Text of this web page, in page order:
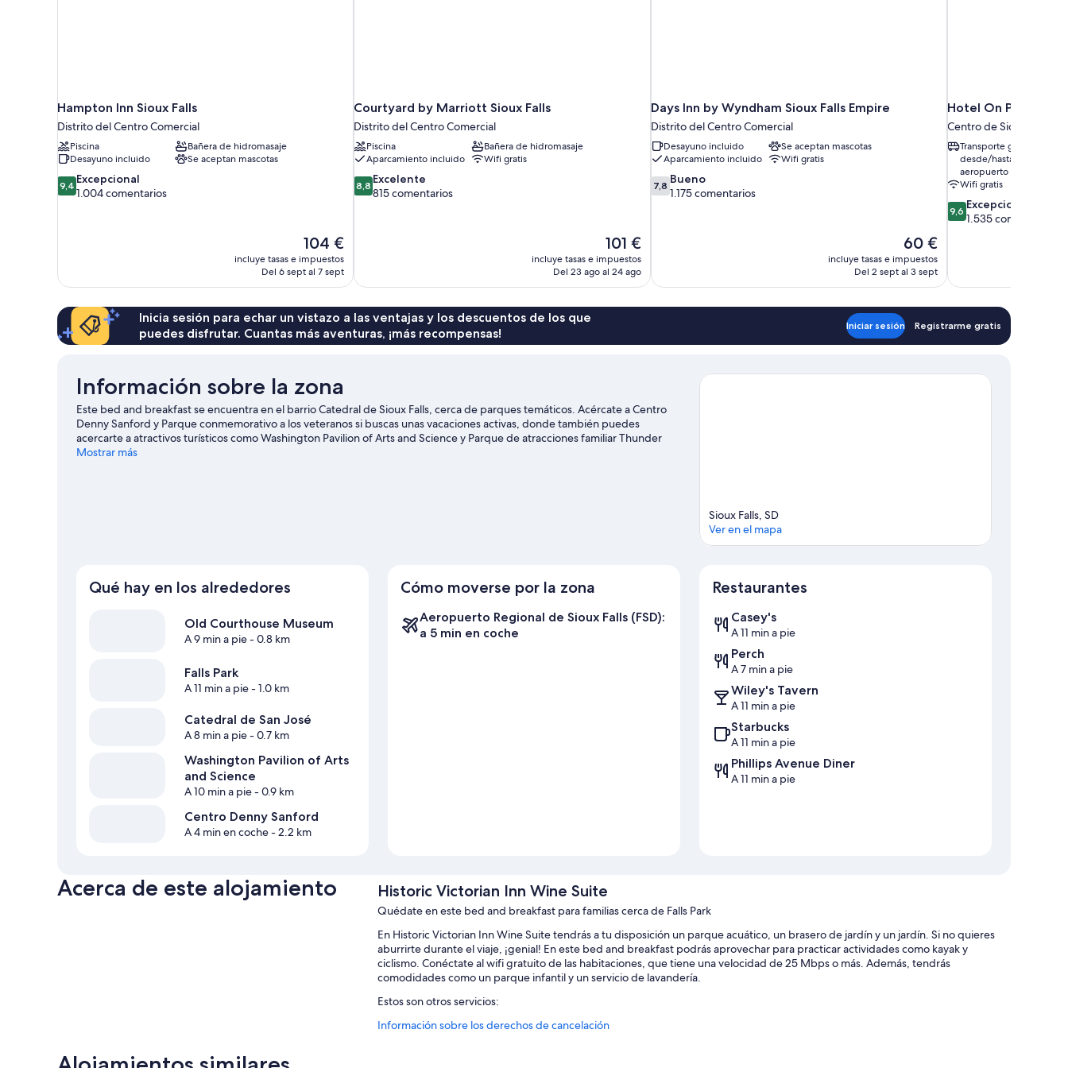
Hampton Inn Sioux Falls
Distrito del Centro Comercial
Piscina
Bañera de hidromasaje
Desayuno incluido
Se aceptan mascotas
9.4
sobre
9,4 Excepcional
1.004 comentarios
El
precio
actual
104 €
104 €
incluye tasas e impuestos
Del 6 sept al 7 sept
Courtyard by Marriott Sioux Falls
Distrito del Centro Comercial
Piscina
Bañera de hidromasaje
Aparcamiento incluido
Wifi gratis
8.8
sobre
8,8 Excelente
815 comentarios
El
precio
actual
101 €
101 €
incluye tasas e impuestos
Del 23 ago al 24 ago
Days Inn by Wyndham Sioux Falls Empire
Distrito del Centro Comercial
Desayuno incluido
Se aceptan mascotas
Aparcamiento incluido
Wifi gratis
7.8
sobre
7,8 Bueno
1.175 comentarios
El
precio
actual
60 €
60 €
incluye tasas e impuestos
Del 2 sept al 3 sept
Hotel On Phillips
Centro de Sioux Falls
Transporte gratuito
desde/hasta el
aeropuerto
Wifi gratis
9.6
sobre
9,6 Excepcional
1.535 comentarios
Inicia sesión para echar un vistazo a las ventajas y los descuentos de los que
puedes disfrutar. Cuantas más aventuras, ¡más recompensas!
Iniciar sesión Registrarme gratis
Información sobre la zona
Este bed and breakfast se encuentra en el barrio Catedral de Sioux Falls, cerca de parques temáticos. Acércate a Centro
Denny Sanford y Parque conmemorativo a los veteranos si buscas unas vacaciones activas, donde también puedes
acercarte a atractivos turísticos como Washington Pavilion of Arts and Science y Parque de atracciones familiar Thunder
Road. Para disfrutar de una noche diferente, apunta: Orpheum Theatre Center. Si viajas con niños, una buena opción es
Mostrar más
Sioux Falls, SD
Ver en el mapa
Qué hay en los alrededores
Old Courthouse Museum
A 9 min a pie- 0.8 km
Falls Park
A 11 min a pie- 1.0 km
Catedral de San José
A 8 min a pie- 0.7 km
Washington Pavilion of Arts
and Science
A 10 min a pie- 0.9 km
Centro Denny Sanford
A 4 min en coche- 2.2 km
Cómo moverse por la zona
Aeropuerto Regional de Sioux Falls (FSD):
a 5 min en coche
Restaurantes
Casey's
A 11 min a pie
Perch
A 7 min a pie
Wiley's Tavern
A 11 min a pie
Starbucks
A 11 min a pie
Phillips Avenue Diner
A 11 min a pie
Acerca de este alojamiento Historic Victorian Inn Wine Suite
Quédate en este bed and breakfast para familias cerca de Falls Park
En Historic Victorian Inn Wine Suite tendrás a tu disposición un parque acuático, un brasero de jardín y un jardín. Si no quieres
aburrirte durante el viaje, ¡genial! En este bed and breakfast podrás aprovechar para practicar actividades como kayak y
ciclismo. Conéctate al wifi gratuito de las habitaciones, que tiene una velocidad de 25 Mbps o más. Además, tendrás
comodidades como un parque infantil y un servicio de lavandería.
Estos son otros servicios:
Pistas de tenis, un punto de recarga para coches y bicicletas en las instalaciones
Información sobre los derechos de cancelación